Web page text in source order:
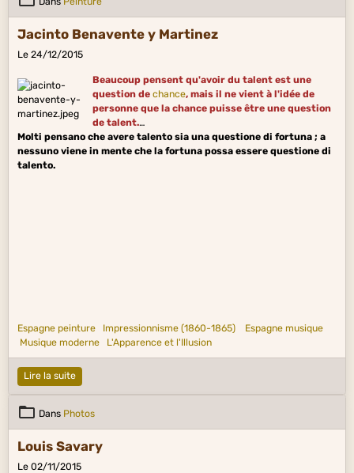
Jacinto Benavente y Martinez
Le 24/12/2015
Beaucoup pensent qu'avoir du talent est une
question de chance, mais il ne vient à l'idée de
personne que la chance puisse être une question
de talent.
Molti pensano che avere talento sia una questione di fortuna ; a
nessuno viene in mente che la fortuna possa essere questione di
talento.
Espagne peinture Impressionnisme (1860-1865)
Espagne musique
Musique moderne
L'Apparence et l'Illusion
Lire la suite
Dans Photos
Louis Savary
Le 02/11/2015